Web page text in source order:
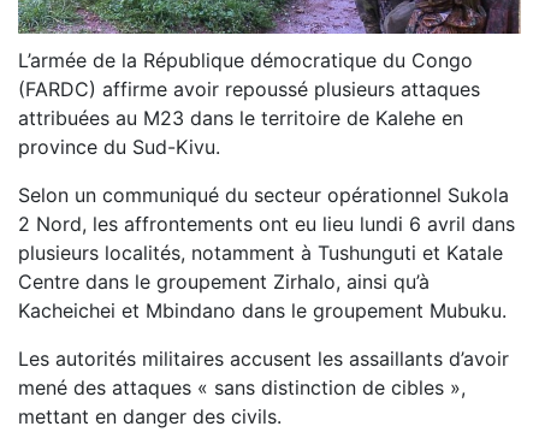
L’armée de la République démocratique du Congo
(FARDC) affirme avoir repoussé plusieurs attaques
attribuées au M23 dans le territoire de Kalehe en
province du Sud-Kivu.
Selon un communiqué du secteur opérationnel Sukola
2 Nord, les affrontements ont eu lieu lundi 6 avril dans
plusieurs localités, notamment à Tushunguti et Katale
Centre dans le groupement Zirhalo, ainsi qu’à
Kacheichei et Mbindano dans le groupement Mubuku.
Les autorités militaires accusent les assaillants d’avoir
mené des attaques « sans distinction de cibles »,
mettant en danger des civils.